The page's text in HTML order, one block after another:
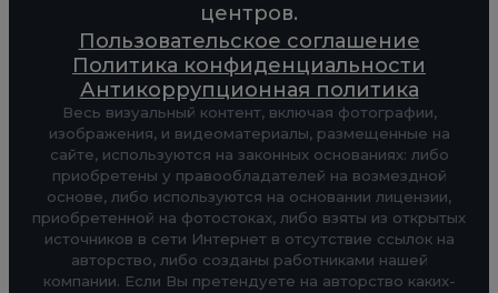
центров.
Пользовательское соглашение
Политика конфиденциальности
Антикоррупционная политика
Весь визуальный контент, включая фотографии,
изображения, и видеоматериалы, размещенные на
сайте, используются на законных основаниях: либо
приобретены у правообладателей на возмездной
основе, либо используются на основании лицензии,
приобретенной на фотостоках, либо взяты из открытых
источников в сети Интернет в отсутствие ссылок на
авторство, либо созданы работниками нашей
компании. Если Вы претендуете на авторство каких-